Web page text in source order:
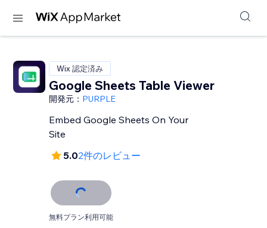
Wix 認定済み
Google Sheets Table Viewer
開発元： PURPLE
Embed Google Sheets On Your
Site
5.02件のレビュー
無料プラン利用可能